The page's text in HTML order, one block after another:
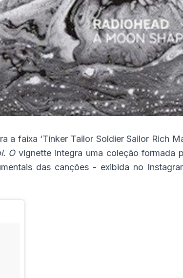
a faixa ‘Tinker Tailor Soldier Sailor Rich
Ovignette integra uma coleção formada
das canções - exibida no